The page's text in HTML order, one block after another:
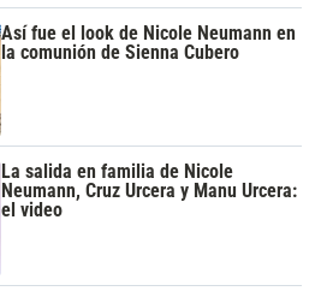
Así fue el look de Nicole Neumann en
la comunión de Sienna Cubero
La salida en familia de Nicole
Neumann, Cruz Urcera y Manu Urcera:
el video